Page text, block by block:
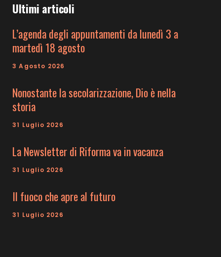
Ultimi articoli
L’agenda degli appuntamenti da lunedì 3 a
martedì 18 agosto
3 Agosto 2026
Nonostante la secolarizzazione, Dio è nella
storia
31 Luglio 2026
La Newsletter di Riforma va in vacanza
31 Luglio 2026
Il fuoco che apre al futuro
31 Luglio 2026